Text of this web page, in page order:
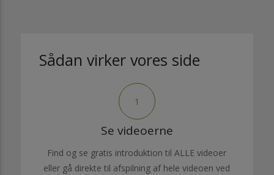
Sådan virker vores side
1
Se videoerne
Find og se gratis introduktion til ALLE videoer
eller gå direkte til afspilning af hele videoen ved